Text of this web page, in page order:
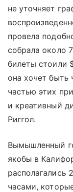
не уточняет
провела
собрала около
билеты стоили
она хочет
частью этих
и креативный
Риггол.
Вымышленный
якобы в
располагались
часами,